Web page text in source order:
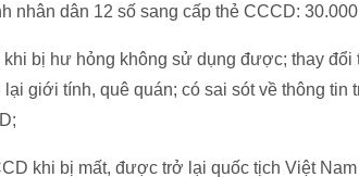
nhân dân 12 số sang cấp thẻ CCCD:
bị hư hỏng không sử dụng được; thay đổi
giới tính, quê quán; có sai sót về thông tin
khi bị mất, được trở lại quốc tịch Việt